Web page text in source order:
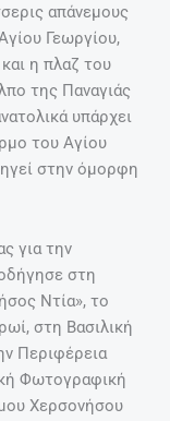
απάνεμους
Γεωργίου,
η πλαζ του
της Παναγιάς
υπάρχει
του Αγίου
στην όμορφη
για την
στη
Ντία», το
στη Βασιλική
Περιφέρεια
Φωτογραφική
Χερσονήσου